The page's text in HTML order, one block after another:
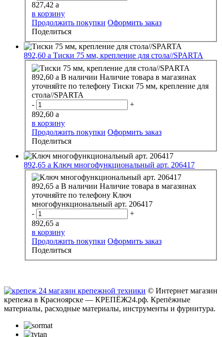
827,42 a
в корзину
Продолжить покупки Оформить заказ
Поделиться
892,60 a Тиски 75 мм, крепление для стола//SPARTA
892,60 a В наличии Наличие товара в магазинах
уточняйте по телефону Тиски 75 мм, крепление для
стола//SPARTA
-
+
892,60 a
в корзину
Продолжить покупки Оформить заказ
Поделиться
892,65 a Ключ многофункциональный арт. 206417
892,65 a В наличии Наличие товара в магазинах
уточняйте по телефону Ключ
многофункциональный арт. 206417
-
+
892,65 a
в корзину
Продолжить покупки Оформить заказ
Поделиться
© Интернет магазин
крепежа в Красноярске — КРЕПЁЖ24.рф. Крепёжные
материалы, расходные материалы, инструменты и фурнитура.